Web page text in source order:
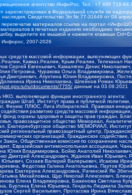
агентство ИнфоРос. Тел.: +7 495 718-84-
в Федеральной службе по
наследия. Свидетельство Эл № 77-31649 от 04
материалов ссылка на портал
в печатных изданиях необходимо
выделите ее мышкой и нажмите клавиши
Инфорос, 2007-2026
средств массовой информации, выполняющих
Кавказ.Реалии, Крым.Реалии, Телеканал
Сергей Евгеньевич, Камалягин Денис
Петровна, Чуракова Ольга Владимировна,
Дмитриевич, Апухтина Юлия Владимировна,
Ирина Николаевна, Шлейнов Роман
ru/documents/7755/ данные на 03.09.2021
НКО, выполняющих функции иностранного агента:
Штаб, Институт права и публичной
Феникс ПЛЮС, Лига Избирателей, Правовая
развитию средств массовой
фонд охраны здоровья и защиты прав граждан,
правозащитное общество Мемориал,
Екатеринбургское общество МЕМОРИАЛ, Институт
региональный правозащитный центр,
организаций, Гражданское
Закон, Общественная комиссия по сохранению
Евразийская антимонопольная ассоциация,
Юлия Владимировна, Бойко Анатолий
Дмитрий Александрович, Жданов Иван Юрьевич,
Юльевич, Созаев Валерий Валерьевич, Исакова
Федотова Галина Анатольевна, Паутов
Екатерина Александровна, Рачинский Ян
Михайловна, Щур Николай Алексеевич,
Елена Владимировна, Баженова Светлана
Буртина Елена Юрьевна, Гендель Людмила
Сергей Васильевич, Протасова Ирина